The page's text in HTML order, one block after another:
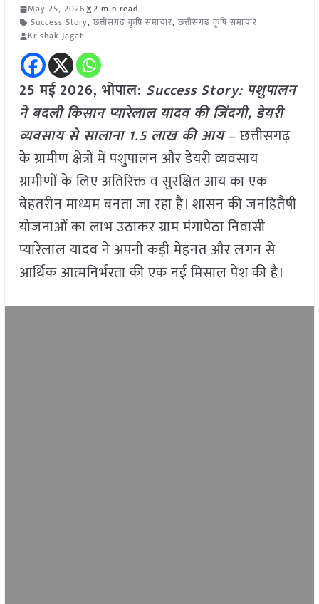
May 25, 2026
2 min read
Success Story, छत्तीसगढ़ कृषि समाचार, छत्तीसगढ़ कृषि समाचार
Krishak Jagat
25 मई2026, भोपाल: Success Story: पशुपालन
ने बदली किसान प्यारेलाल यादव की जिंदगी, डेयरी
व्यवसाय से सालाना 1.5 लाख की आय– छत्तीसगढ़
के ग्रामीण क्षेत्रों में पशुपालन और डेयरी व्यवसाय
ग्रामीणों के लिए अतिरिक्त व सुरक्षित आय का एक
बेहतरीन माध्यम बनता जा रहा है। शासन की जनहितैषी
योजनाओं का लाभ उठाकर ग्राम मंगापेठा निवासी
प्यारेलाल यादव ने अपनी कड़ी मेहनत और लगन से
आर्थिक आत्मनिर्भरता की एक नई मिसाल पेश की है।